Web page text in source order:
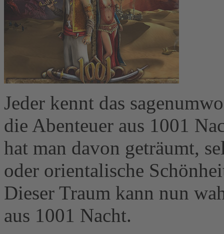
Jeder kennt das
die Abenteuer aus 1001
hat man davon geträumt,
oder orientalische
Dieser Traum kann nun
aus 1001 Nacht.